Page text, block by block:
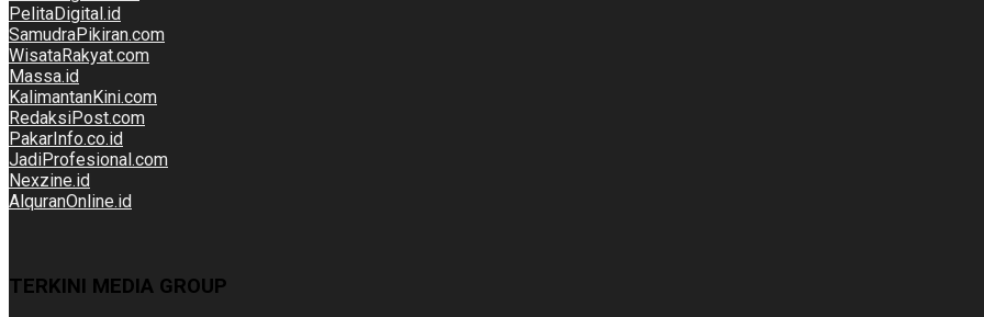
PelitaDigital.id
SamudraPikiran.com
WisataRakyat.com
Massa.id
KalimantanKini.com
RedaksiPost.com
PakarInfo.co.id
JadiProfesional.com
Nexzine.id
AlquranOnline.id
TERKINI MEDIA GROUP